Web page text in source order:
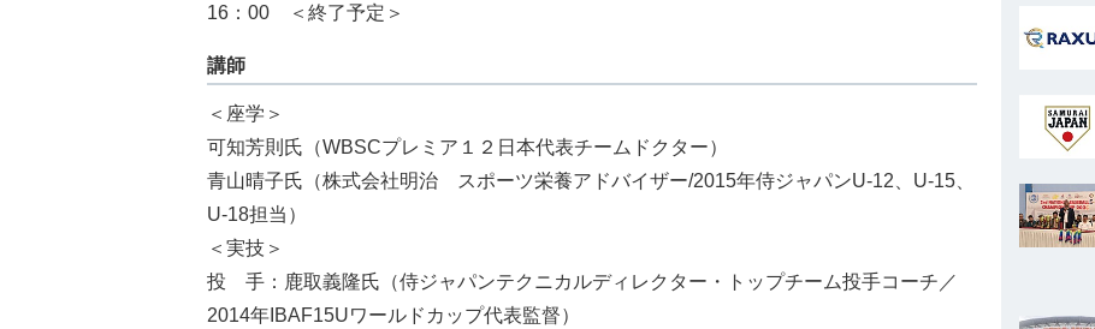
16：00 ＜終了予定＞
講師
＜座学＞
可知芳則氏（WBSCプレミア１２日本代表チームドクター）
青山晴子氏（株式会社明治 スポーツ栄養アドバイザー/2015年侍ジャパンU-12、U-15、
U-18担当）
＜実技＞
投 手：鹿取義隆氏（侍ジャパンテクニカルディレクター・トップチーム投手コーチ／
2014年IBAF15Uワールドカップ代表監督）